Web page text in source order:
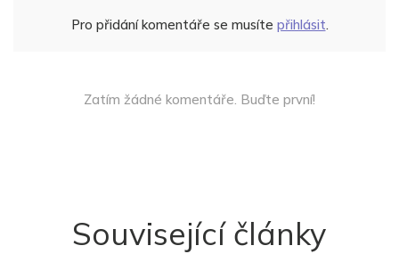
Pro přidání komentáře se musíte přihlásit.
Zatím žádné komentáře. Buďte první!
Související články